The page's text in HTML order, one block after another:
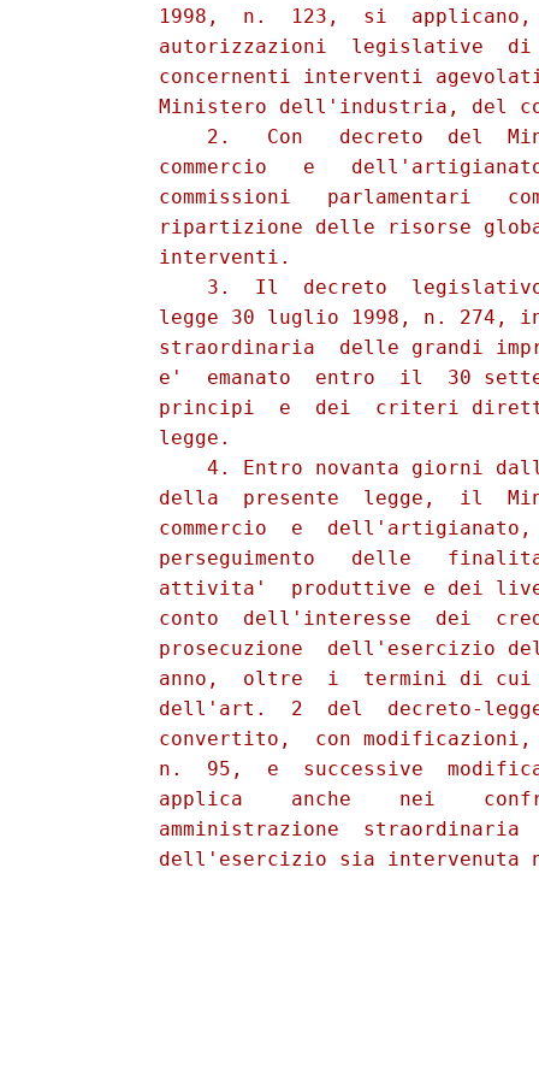
1998,  n.  123,  si
autorizzazioni  legislative
concernenti interventi
Ministero dell'industria, del
2.   Con   decreto  del
commercio   e
commissioni   parlamentari
ripartizione delle risorse
          interventi.
3.  Il  decreto
legge 30 luglio 1998, n. 274,
straordinaria  delle grandi
e'  emanato  entro  il  30
principi  e  dei  criteri
          legge.
4. Entro novanta giorni
della  presente  legge,  il
commercio  e
perseguimento   delle
attivita'  produttive e dei
conto  dell'interesse  dei
prosecuzione  dell'esercizio
anno,  oltre  i  termini di
dell'art.  2  del  decreto-
convertito,  con
n.  95,  e  successive
applica    anche    nei
amministrazione  straordinaria